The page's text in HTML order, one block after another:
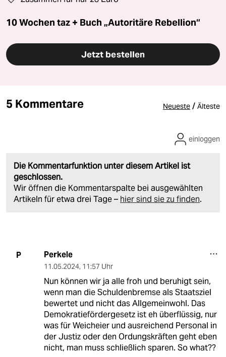
10 Wochen taz + Buch „Autoritäre Rebellion“
Jetzt bestellen
5 Kommentare Neueste / Älteste
Die Kommentarfunktion unter diesem Artikel ist
geschlossen.
Wir öffnen die Kommentarspalte bei ausgewählten
Artikeln für etwa drei Tage – hier sind sie zu finden.
einloggen
P Perkele
11.05.2024, 11:57 Uhr
Nun können wir ja alle froh und beruhigt sein,
wenn man die Schuldenbremse als Staatsziel
bewertet und nicht das Allgemeinwohl. Das
Demokratiefördergesetz ist eh überflüssig, nur
was für Weicheier und ausreichend Personal in
der Justiz oder den Ordungskräften geht eben
nicht, man muss schließlich sparen. So what??